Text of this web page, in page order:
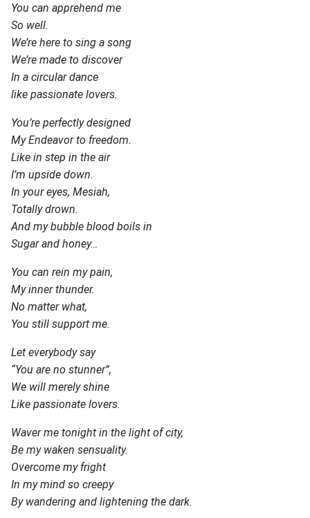
You can apprehend me
So well.
We’re here to sing a song
We’re made to discover
In a circular dance
like passionate lovers.
You’re perfectly designed
My Endeavor to freedom.
Like in step in the air
I’m upside down.
In your eyes, Mesiah,
Totally drown.
And my bubble blood boils in
Sugar and honey…
You can rein my pain,
My inner thunder.
No matter what,
You still support me.
Let everybody say
“You are no stunner”,
We will merely shine
Like passionate lovers.
Waver me tonight in the light of city,
Be my waken sensuality.
Overcome my fright
In my mind so creepy
By wandering and lightening the dark.